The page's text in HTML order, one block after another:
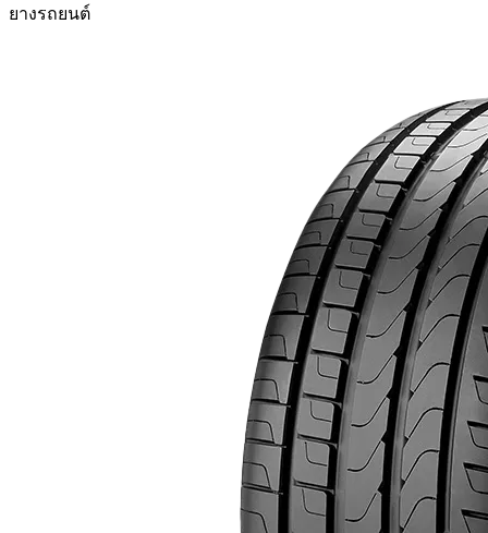
ยางรถยนต์